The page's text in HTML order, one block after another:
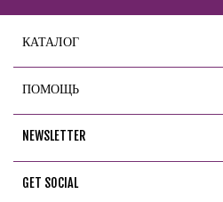
КАТАЛОГ
ПОМОЩЬ
NEWSLETTER
GET SOCIAL